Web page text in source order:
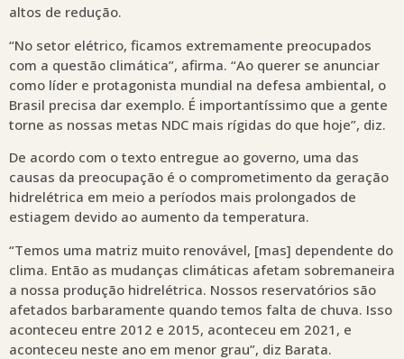
altos de redução.
“No setor elétrico, ficamos extremamente preocupados
com a questão climática”, afirma. “Ao querer se anunciar
como líder e protagonista mundial na defesa ambiental, o
Brasil precisa dar exemplo. É importantíssimo que a gente
torne as nossas metas NDC mais rígidas do que hoje”, diz.
De acordo com o texto entregue ao governo, uma das
causas da preocupação é o comprometimento da geração
hidrelétrica em meio a períodos mais prolongados de
estiagem devido ao aumento da temperatura.
“Temos uma matriz muito renovável, [mas] dependente do
clima. Então as mudanças climáticas afetam sobremaneira
a nossa produção hidrelétrica. Nossos reservatórios são
afetados barbaramente quando temos falta de chuva. Isso
aconteceu entre 2012 e 2015, aconteceu em 2021, e
aconteceu neste ano em menor grau”, diz Barata.